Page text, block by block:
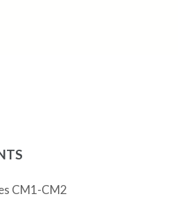
CM1-CM2